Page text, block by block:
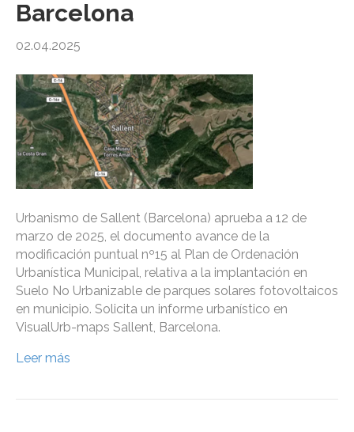
Barcelona
02.04.2025
Urbanismo de Sallent (Barcelona) aprueba a 12 de
marzo de 2025, el documento avance de la
modificación puntual nº15 al Plan de Ordenación
Urbanística Municipal, relativa a la implantación en
Suelo No Urbanizable de parques solares fotovoltaicos
en municipio. Solicita un informe urbanístico en
VisualUrb-maps Sallent, Barcelona.
Leer más